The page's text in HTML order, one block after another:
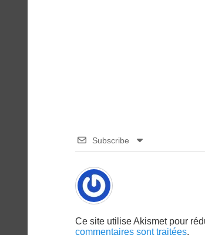
Subscribe
Ce site utilise Akismet pour
commentaires sont traitées.